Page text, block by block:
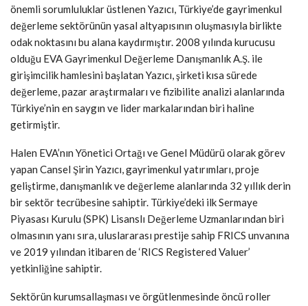
önemli sorumluluklar üstlenen Yazıcı, Türkiye’de gayrimenkul
değerleme sektörünün yasal altyapısının oluşmasıyla birlikte
odak noktasını bu alana kaydırmıştır. 2008 yılında kurucusu
olduğu EVA Gayrimenkul Değerleme Danışmanlık A.Ş. ile
girişimcilik hamlesini başlatan Yazıcı, şirketi kısa sürede
değerleme, pazar araştırmaları ve fizibilite analizi alanlarında
Türkiye’nin en saygın ve lider markalarından biri haline
getirmiştir.
Halen EVA’nın Yönetici Ortağı ve Genel Müdürü olarak görev
yapan Cansel Şirin Yazıcı, gayrimenkul yatırımları, proje
geliştirme, danışmanlık ve değerleme alanlarında 32 yıllık derin
bir sektör tecrübesine sahiptir. Türkiye’deki ilk Sermaye
Piyasası Kurulu (SPK) Lisanslı Değerleme Uzmanlarından biri
olmasının yanı sıra, uluslararası prestije sahip FRICS unvanına
ve 2019 yılından itibaren de ‘RICS Registered Valuer’
yetkinliğine sahiptir.
Sektörün kurumsallaşması ve örgütlenmesinde öncü roller